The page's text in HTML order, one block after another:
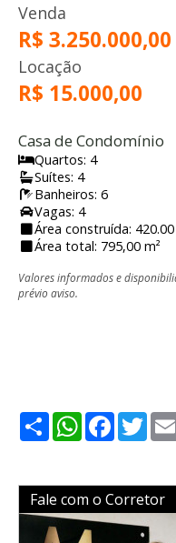
Venda
R$ 3.250.000,00
Locação
R$ 15.000,00
Casa de Condomínio
Quartos: 4
Suítes: 4
Banheiros: 6
Vagas: 4
Área construída: 420.00
Área total: 795,00 m²
Valores informados e
prévio aviso.
ShareWhatsApp
Fale com o Corretor